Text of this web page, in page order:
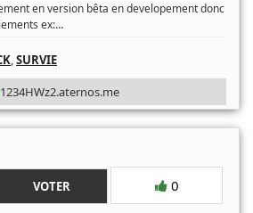
en version bêta en developement donc
ex:...
,SURVIE
1234HWz2.aternos.me
VOTER 0